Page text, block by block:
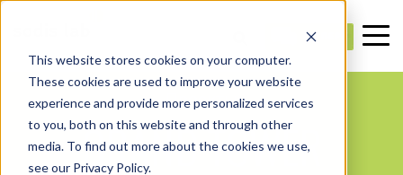
This website stores cookies on your computer.
These cookies are used to improve your website
experience and provide more personalized services
to you, both on this website and through other
media. To find out more about the cookies we use,
see our Privacy Policy.
- Проекты -
GRAND TOWER